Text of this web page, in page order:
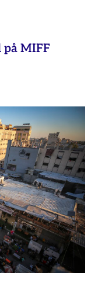
på MIFF